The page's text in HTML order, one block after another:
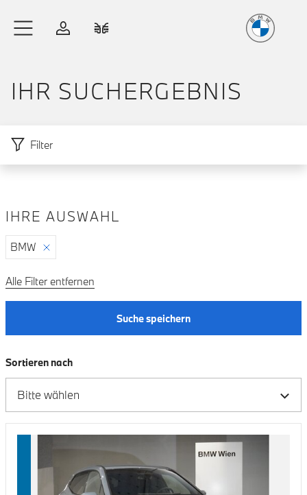
Anmelden
IHR SUCH­ERGEBNIS
Filter
Zu den Ergebnissen springen
IHRE AUSWAHL
BMW
Alle Filter entfernen
Suche speichern
Sortieren nach